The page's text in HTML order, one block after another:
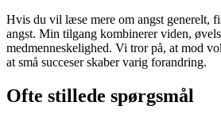
Hvis du vil læse mere om angst generelt,
angst. Min tilgang kombinerer viden,
medmenneskelighed. Vi tror på, at mod
at små succeser skaber varig forandring.
Ofte stillede spørgsmål